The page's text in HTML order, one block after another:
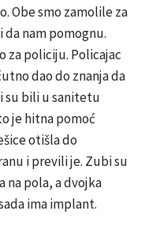
Obe smo zamolile za
nam pomognu.
za policiju. Policajac
dao do znanja da
su bili u sanitetu
je hitna pomoć
otišla do
i previli je. Zubi su
na pola, a dvojka
ima implant.